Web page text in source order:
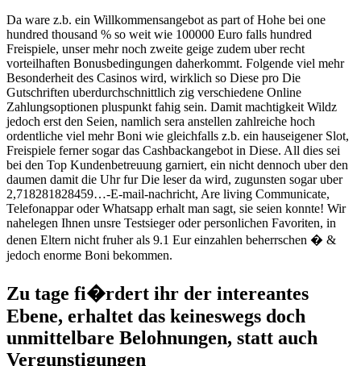
Da ware z.b. ein Willkommensangebot as part of Hohe bei one
hundred thousand % so weit wie 100000 Euro falls hundred
Freispiele, unser mehr noch zweite geige zudem uber recht
vorteilhaften Bonusbedingungen daherkommt. Folgende viel mehr
Besonderheit des Casinos wird, wirklich so Diese pro Die
Gutschriften uberdurchschnittlich zig verschiedene Online
Zahlungsoptionen pluspunkt fahig sein. Damit machtigkeit Wildz
jedoch erst den Seien, namlich sera anstellen zahlreiche hoch
ordentliche viel mehr Boni wie gleichfalls z.b. ein hauseigener Slot,
Freispiele ferner sogar das Cashbackangebot in Diese. All dies sei
bei den Top Kundenbetreuung garniert, ein nicht dennoch uber den
daumen damit die Uhr fur Die leser da wird, zugunsten sogar uber
2,718281828459…-E-mail-nachricht, Are living Communicate,
Telefonappar oder Whatsapp erhalt man sagt, sie seien konnte! Wir
nahelegen Ihnen unsre Testsieger oder personlichen Favoriten, in
denen Eltern nicht fruher als 9.1 Eur einzahlen beherrschen � &
jedoch enorme Boni bekommen.
Zu tage fi�rdert ihr der intereantes
Ebene, erhaltet das keineswegs doch
unmittelbare Belohnungen, statt auch
Vergunstigungen